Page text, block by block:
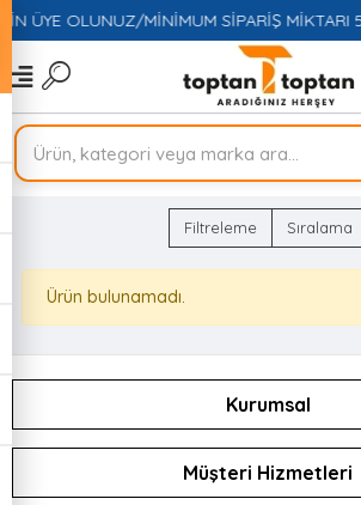
ÜYE OLUNUZ/MİNİMUM SİPARİŞ MİKTARI
Filtreleme Sıralama
Ürün bulunamadı.
Kurumsal
Müşteri Hizmetleri